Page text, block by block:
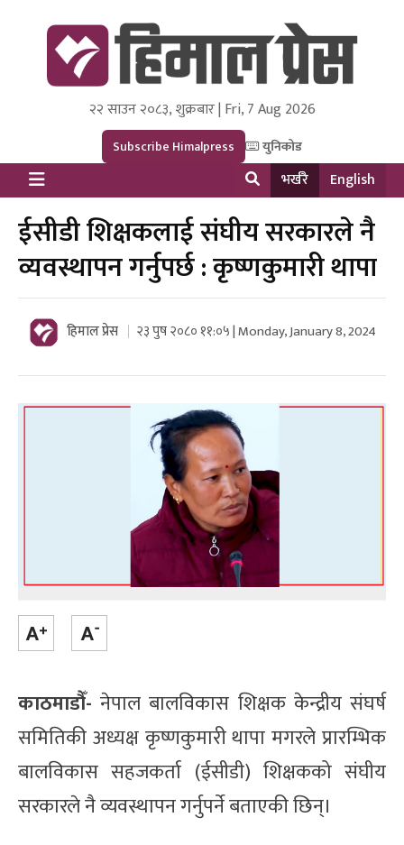
Himal Press
Dot NewsyNepal Media and Research Pvt Ltd.
२२ साउन २०८३, शुक्रबार | Fri, 7 Aug 2026
Subscribe Himalpress युनिकोड
भर्खरै English
ईसीडी शिक्षकलाई संघीय सरकारले नै
व्यवस्थापन गर्नुपर्छ : कृष्णकुमारी थापा
हिमाल प्रेस २३ पुष २०८० ११:०५ | Monday, January 8, 2024
काठमाडौँ- नेपाल बालविकास शिक्षक केन्द्रीय संघर्ष
समितिकी अध्यक्ष कृष्णकुमारी थापा मगरले प्रारम्भिक
बालविकास सहजकर्ता (ईसीडी) शिक्षकको संघीय
सरकारले नै व्यवस्थापन गर्नुपर्ने बताएकी छिन्।